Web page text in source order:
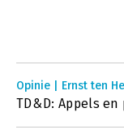
Opinie | Ernst ten
TD&D: Appels